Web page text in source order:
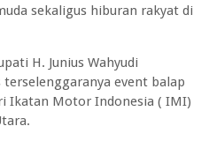
sekaligus hiburan rakyat di
H. Junius Wahyudi
event balap
Ikatan Motor Indonesia ( IMI)